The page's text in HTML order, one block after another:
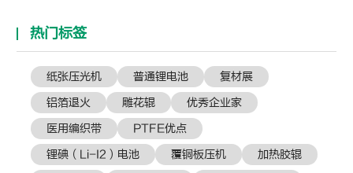
热门标签
纸张压光机 普通锂电池
复材展​
铝箔退火
雕花辊
优秀企业家
医用编织带
PTFE优点
锂碘（Li-I2）电池
覆铜板压机
加热胶辊